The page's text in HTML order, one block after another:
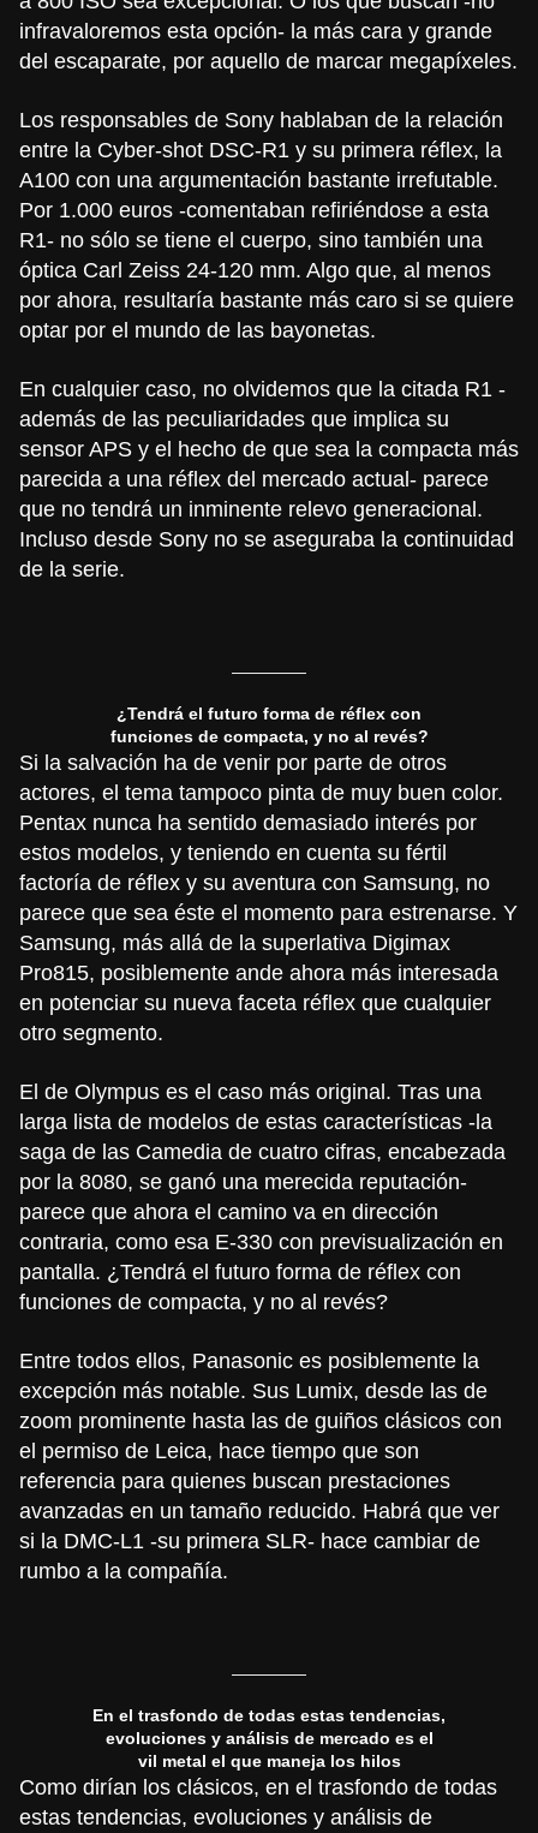
infravaloremos esta opción- la más cara y grande
del escaparate, por aquello de marcar megapíxeles.
Los responsables de Sony hablaban de la relación
entre la Cyber-shot DSC-R1 y su primera réflex, la
A100 con una argumentación bastante irrefutable.
Por 1.000 euros -comentaban refiriéndose a esta
R1- no sólo se tiene el cuerpo, sino también una
óptica Carl Zeiss 24-120 mm. Algo que, al menos
por ahora, resultaría bastante más caro si se quiere
optar por el mundo de las bayonetas.
En cualquier caso, no olvidemos que la citada R1 -
además de las peculiaridades que implica su
sensor APS y el hecho de que sea la compacta más
parecida a una réflex del mercado actual- parece
que no tendrá un inminente relevo generacional.
Incluso desde Sony no se aseguraba la continuidad
de la serie.
¿Tendrá el futuro forma de réflex con
funciones de compacta, y no al revés?
Si la salvación ha de venir por parte de otros
actores, el tema tampoco pinta de muy buen color.
Pentax nunca ha sentido demasiado interés por
estos modelos, y teniendo en cuenta su fértil
factoría de réflex y su aventura con Samsung, no
parece que sea éste el momento para estrenarse. Y
Samsung, más allá de la superlativa Digimax
Pro815, posiblemente ande ahora más interesada
en potenciar su nueva faceta réflex que cualquier
otro segmento.
El de Olympus es el caso más original. Tras una
larga lista de modelos de estas características -la
saga de las Camedia de cuatro cifras, encabezada
por la 8080, se ganó una merecida reputación-
parece que ahora el camino va en dirección
contraria, como esa E-330 con previsualización en
pantalla. ¿Tendrá el futuro forma de réflex con
funciones de compacta, y no al revés?
Entre todos ellos, Panasonic es posiblemente la
excepción más notable. Sus Lumix, desde las de
zoom prominente hasta las de guiños clásicos con
el permiso de Leica, hace tiempo que son
referencia para quienes buscan prestaciones
avanzadas en un tamaño reducido. Habrá que ver
si la DMC-L1 -su primera SLR- hace cambiar de
rumbo a la compañía.
En el trasfondo de todas estas tendencias,
evoluciones y análisis de mercado es el
vil metal el que maneja los hilos
Como dirían los clásicos, en el trasfondo de todas
estas tendencias, evoluciones y análisis de